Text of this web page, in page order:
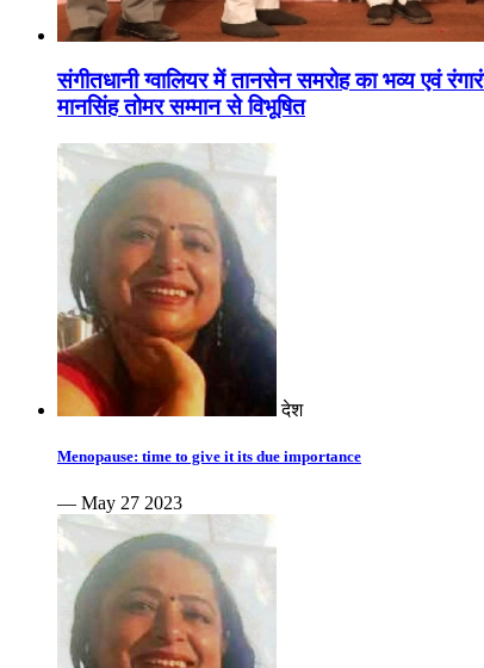
संगीतधानी ग्वालियर में तानसेन समरोह का भव्य एवं
मानसिंह तोमर सम्मान से विभूषित
देश
Menopause: time to give it its due importance
— May 27 2023